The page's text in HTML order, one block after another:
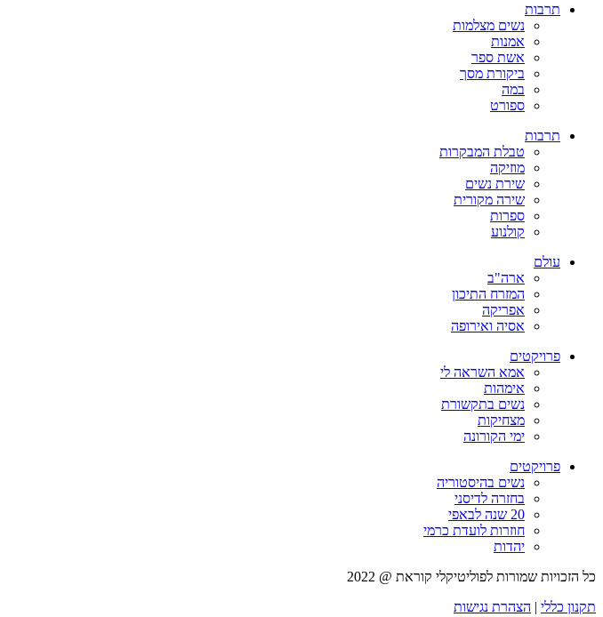
תרבות
נשים מצלמות
אמנות
אשת ספר
ביקורת מסך
במה
ספורט
תרבות
טבלת המבקרות
מוזיקה
שירת נשים
שירה מקורית
ספרות
קולנוע
עולם
ארה"ב
המזרח התיכון
אפריקה
אסיה ואירופה
פרויקטים
אמא השראה לי
אימהות
נשים בתקשורת
מצחיקות
ימי הקורונה
פרויקטים
נשים בהיסטוריה
בחזרה לדיסני
20 שנה לבאפי
חוזרות לועדת כרמי
יהדות
כל הזכויות שמורות לפוליטיקלי קוראת @ 2022
תקנון כללי | הצהרת נגישות